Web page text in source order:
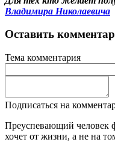
Владимира Николаевича
Оставить
Тема комментария
Подписаться на
Преуспевающий человек
хочет от жизни, а не на